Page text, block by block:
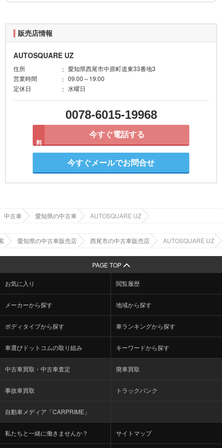
販売店情報
AUTOSQUARE UZ
住所
愛知県西尾市中原町道東33番地3
営業時間
09:00～19:00
定休日
水曜日
0078-6015-19968
今すぐ電話する
今すぐメールでお問合せ
中古車 愛知県の中古車 AUTOSQUARE UZ
愛知県の中古車販売店 西尾市の中古車販売店 AUTOSQUARE UZ
PAGE TOP
お気に入り 閲覧履歴
メーカーから探す 地域から探す
ボディタイプから探す 車ランキングから探す
車選びドットコムの取り組み キーワードから探す
中古車買取・中古車査定 廃車買取
事故車買取 トラックバンク
自動車メディア「CARPRIME」
私たちと一緒に働きませんか？ サイトマップ